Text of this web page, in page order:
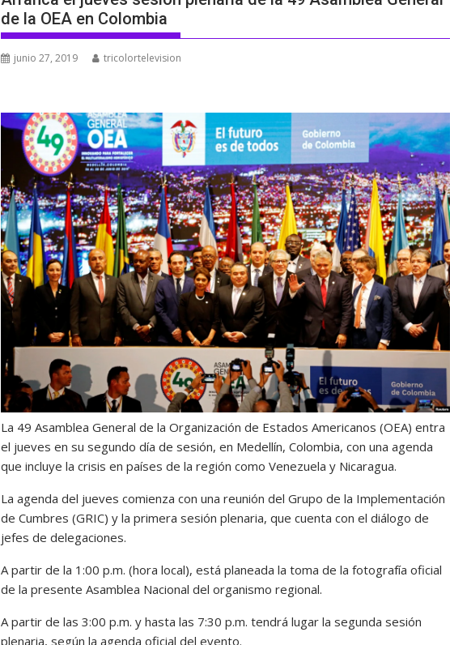
de la OEA en Colombia
junio 27, 2019 tricolortelevision
La 49 Asamblea General de la Organización de Estados Americanos (OEA) entra
el jueves en su segundo día de sesión, en Medellín, Colombia, con una agenda
que incluye la crisis en países de la región como Venezuela y Nicaragua.
La agenda del jueves comienza con una reunión del Grupo de la Implementación
de Cumbres (GRIC) y la primera sesión plenaria, que cuenta con el diálogo de
jefes de delegaciones.
A partir de la 1:00 p.m. (hora local), está planeada la toma de la fotografía oficial
de la presente Asamblea Nacional del organismo regional.
A partir de las 3:00 p.m. y hasta las 7:30 p.m. tendrá lugar la segunda sesión
plenaria, según la agenda oficial del evento.